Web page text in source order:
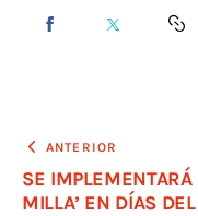
ANTERIOR
SE IMPLEMENTARÁ
MILLA’ EN DÍAS